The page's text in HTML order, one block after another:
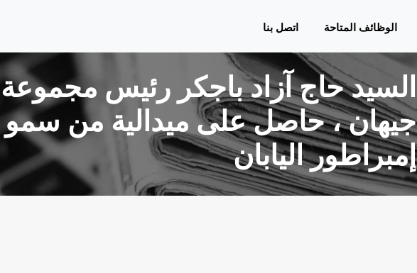
الوظائف المتاحة اتصل بنا
السيد حاج آزاد باجكر رئيس مجموعة
جيهان ، حاصل على ميدالية من سمو
إمبراطور اليابان